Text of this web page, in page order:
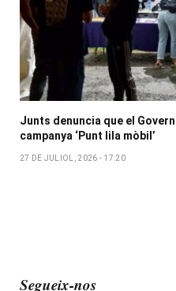
Junts denuncia que el
campanya ‘Punt lila mòbil’
27 DE JULIOL, 2026 - 17:20
Segueix-nos